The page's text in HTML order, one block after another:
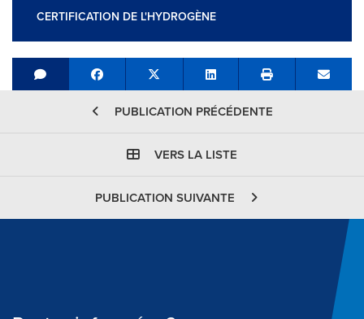
CERTIFICATION DE L'HYDROGÈNE
Share on Facebook
Tweet Share on LinkedIn Send
PUBLICATION PRÉCÉDENTE
VERS LA LISTE
PUBLICATION SUIVANTE